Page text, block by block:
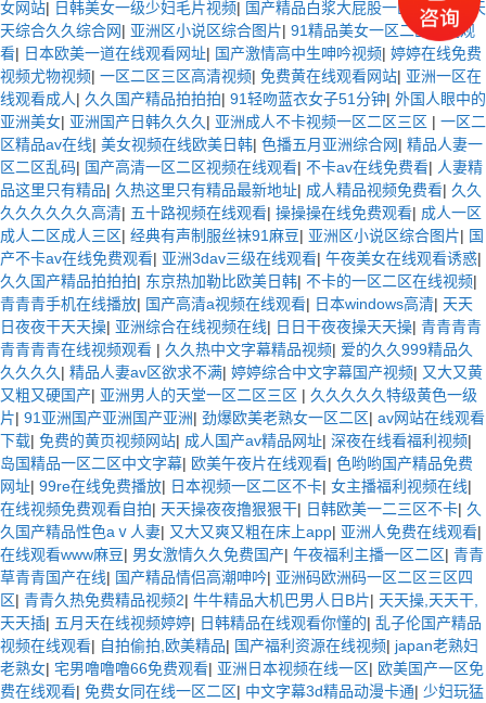
女网站| 日韩美女一级少妇毛片视频| 国产精品白浆大屁股一区二区三
天
天综合久久综合网| 亚洲区小说区综合图片| 91精品美女一区二区在线观
看| 日本欧美一道在线观看网址| 国产激情高中生呻吟视频| 婷婷在线免费
视频尤物视频| 一区二区三区高清视频| 免费黄在线观看网站| 亚洲一区在
线观看成人| 久久国产精品拍拍拍| 91轻吻蓝衣女子51分钟| 外国人眼中的
亚洲美女| 亚洲国产日韩久久久 | 亚洲成人不卡视频一区二区三区 | 一区二
区精品av在线| 美女视频在线欧美日韩| 色播五月亚洲综合网| 精品人妻一
区二区乱码| 国产高清一区二区视频在线观看| 不卡av在线免费看| 人妻精
品这里只有精品| 久热这里只有精品最新地址| 成人精品视频免费看| 久久
久久久久久久高清| 五十路视频在线观看| 操操操在线免费观看| 成人一区
成人二区成人三区| 经典有声制服丝袜91麻豆| 亚洲区小说区综合图片| 国
产不卡av在线免费观看| 亚洲3dav三级在线观看| 午夜美女在线观看诱惑|
久久国产精品拍拍拍| 东京热加勒比欧美日韩| 不卡的一区二区在线视频|
青青青手机在线播放| 国产高清a视频在线观看| 日本windows高清| 天天
日夜夜干天天操| 亚洲综合在线视频在线| 日日干夜夜操天天操| 青青青青
青青青青在线视频观看 | 久久热中文字幕精品视频| 爱的久久999精品久
久久久久 | 精品人妻av区欲求不满| 婷婷综合中文字幕国产视频| 又大又黄
又粗又硬国产| 亚洲男人的天堂一区二区三区 | 久久久久久特级黄色一级
片| 91亚洲国产亚洲国产亚洲| 劲爆欧美老熟女一区二区| av网站在线观看
下载| 免费的黄页视频网站| 成人国产av精品网址| 深夜在线看福利视频|
岛国精品一区二区中文字幕| 欧美午夜片在线观看| 色哟哟国产精品免费
网址| 99re在线免费播放| 日本视频一区二区不卡| 女主播福利视频在线|
在线视频免费观看自拍| 天天操夜夜撸狠狠干| 日韩欧美一二三区不卡| 久
久国产精品性色aⅴ人妻| 又大又爽又粗在床上app| 亚洲人免费在线观看|
在线观看www麻豆| 男女激情久久免费国产| 午夜福利主播一区二区| 青青
草青青国产在线| 国产精品情侣高潮呻吟| 亚洲码欧洲码一区二区三区四
区| 青青久热免费精品视频2| 牛牛精品大机巴男人日B片| 天天操,天天干,
天天插| 五月天在线视频婷婷| 日韩精品在线观看你懂的| 乱子伦国产精品
视频在线观看| 自拍偷拍,欧美精品| 国产福利资源在线视频| japan老熟妇
老熟女| 宅男噜噜噜66免费观看| 亚洲日本视频在线一区| 欧美国产一区免
费在线观看| 免费女同在线一区二区| 中文字幕3d精品动漫卡通| 少妇玩猛